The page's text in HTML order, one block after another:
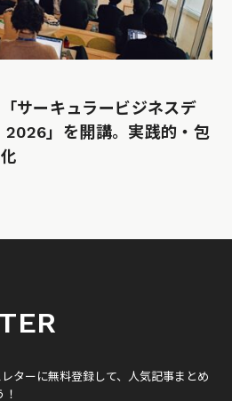
サーキュラービジネスデ
2026」を開講。実践的・包
ターに無料登録して、人気記事まとめ